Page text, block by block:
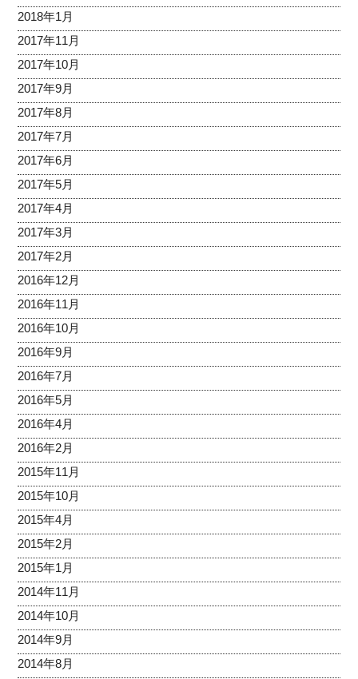
2018年1月
2017年11月
2017年10月
2017年9月
2017年8月
2017年7月
2017年6月
2017年5月
2017年4月
2017年3月
2017年2月
2016年12月
2016年11月
2016年10月
2016年9月
2016年7月
2016年5月
2016年4月
2016年2月
2015年11月
2015年10月
2015年4月
2015年2月
2015年1月
2014年11月
2014年10月
2014年9月
2014年8月